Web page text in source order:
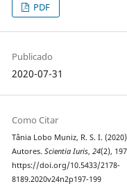
PDF
Publicado
2020-07-31
Como Citar
Tânia Lobo Muniz, R. S. I.
Autores.Scientia Iuris,24(2),
https://doi.org/10.5433/2178-
8189.2020v24n2p197-199